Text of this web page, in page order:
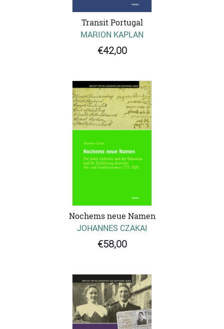
Transit Portugal
MARION KAPLAN
€42,00
Nochems neue Namen
JOHANNES CZAKAI
€58,00